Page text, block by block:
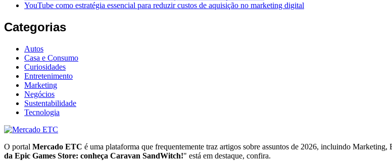
YouTube como estratégia essencial para reduzir custos de aquisição no marketing digital
Categorias
Autos
Casa e Consumo
Curiosidades
Entretenimento
Marketing
Negócios
Sustentabilidade
Tecnologia
O portal Mercado ETC é uma plataforma que frequentemente traz artigos sobre assuntos de 2026, incluindo
da Epic Games Store: conheça Caravan SandWitch!" está em destaque, confira.